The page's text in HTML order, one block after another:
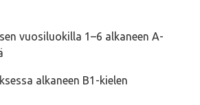
vuosiluokilla 1–6 alkaneen A-
alkaneen B1-kielen